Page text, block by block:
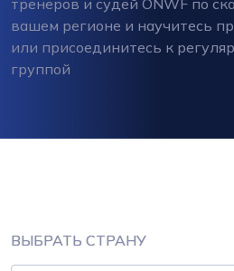
тренеров и судей ONWF по
вашем регионе и научитесь
или присоединитесь к
группой
ВЫБРАТЬ СТРАНУ